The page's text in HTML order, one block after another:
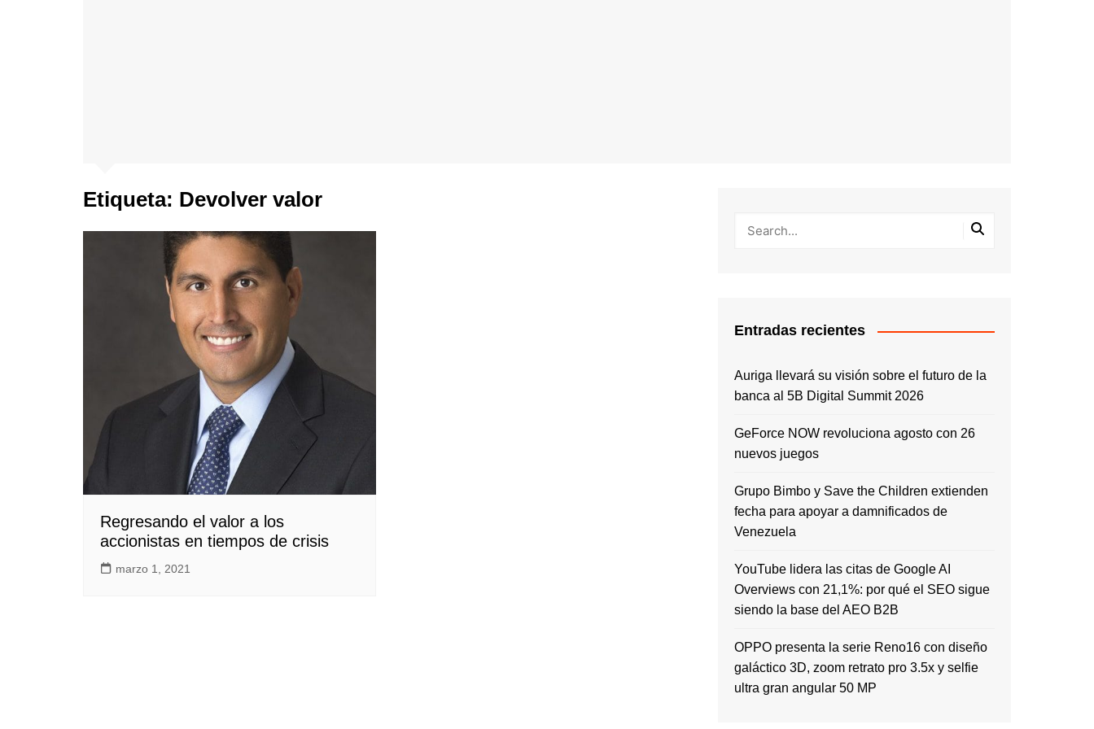
Etiqueta: Devolver valor
Regresando el valor a los
accionistas en tiempos de crisis
marzo 1, 2021
Entradas recientes
Auriga llevará su visión sobre el futuro de la
banca al 5B Digital Summit 2026
GeForce NOW revoluciona agosto con 26
nuevos juegos
Grupo Bimbo y Save the Children extienden
fecha para apoyar a damnificados de
Venezuela
YouTube lidera las citas de Google AI
Overviews con 21,1%: por qué el SEO sigue
siendo la base del AEO B2B
OPPO presenta la serie Reno16 con diseño
galáctico 3D, zoom retrato pro 3.5x y selfie
ultra gran angular 50 MP